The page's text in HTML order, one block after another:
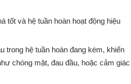
tốt và hệ tuần hoàn hoạt động hiệu
trong hệ tuần hoàn đang kém, khiến
chóng mặt, đau đầu, hoặc cảm giác